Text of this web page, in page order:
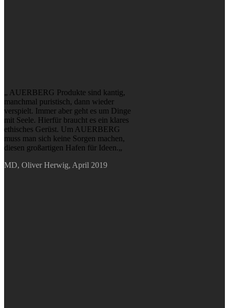
„ AUERBERG Produkte sind kantig,
manchmal puristisch, dann wieder
verspielt. Immer aber geht es um Dinge
mit Seele. Hierfür braucht es ein klares
ethisches Gerüst. Um AUERBERG
muss man sich keine Sorgen machen,
diesen großartigen Hafen für Ideen.„
MD, Oliver Herwig, April 2019